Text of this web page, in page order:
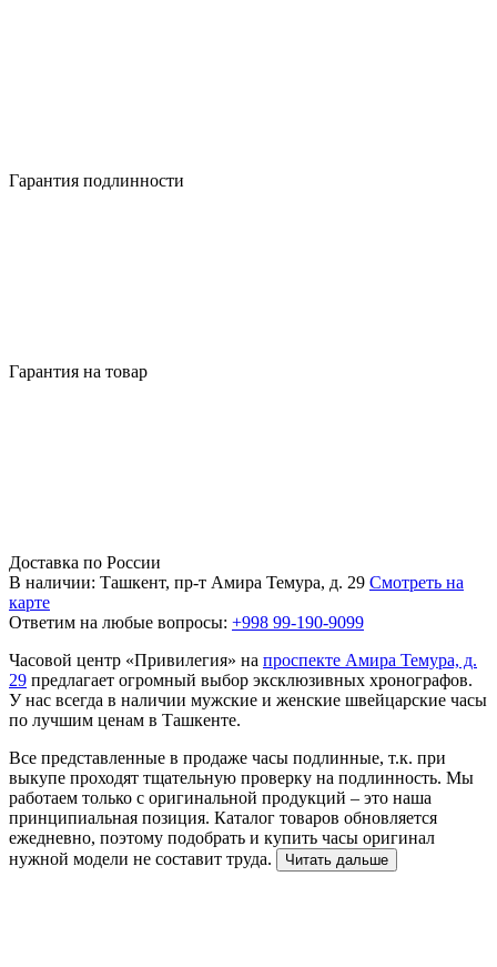
Гарантия подлинности
Гарантия на товар
Доставка по России
В наличии: Ташкент, пр-т Амира Темура, д. 29 Смотреть на
карте
Ответим на любые вопросы: +998 99-190-9099
Часовой центр «Привилегия» на проспекте Амира Темура, д.
29 предлагает огромный выбор эксклюзивных хронографов.
У нас всегда в наличии мужские и женские швейцарские часы
по лучшим ценам в Ташкенте.
Все представленные в продаже часы подлинные, т.к. при
выкупе проходят тщательную проверку на подлинность. Мы
работаем только с оригинальной продукций – это наша
принципиальная позиция. Каталог товаров обновляется
ежедневно, поэтому подобрать и купить часы оригинал
нужной модели не составит труда.
Читать дальше